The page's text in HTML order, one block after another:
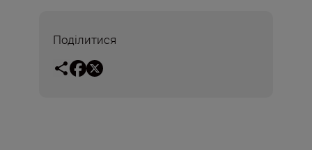
Поділитися